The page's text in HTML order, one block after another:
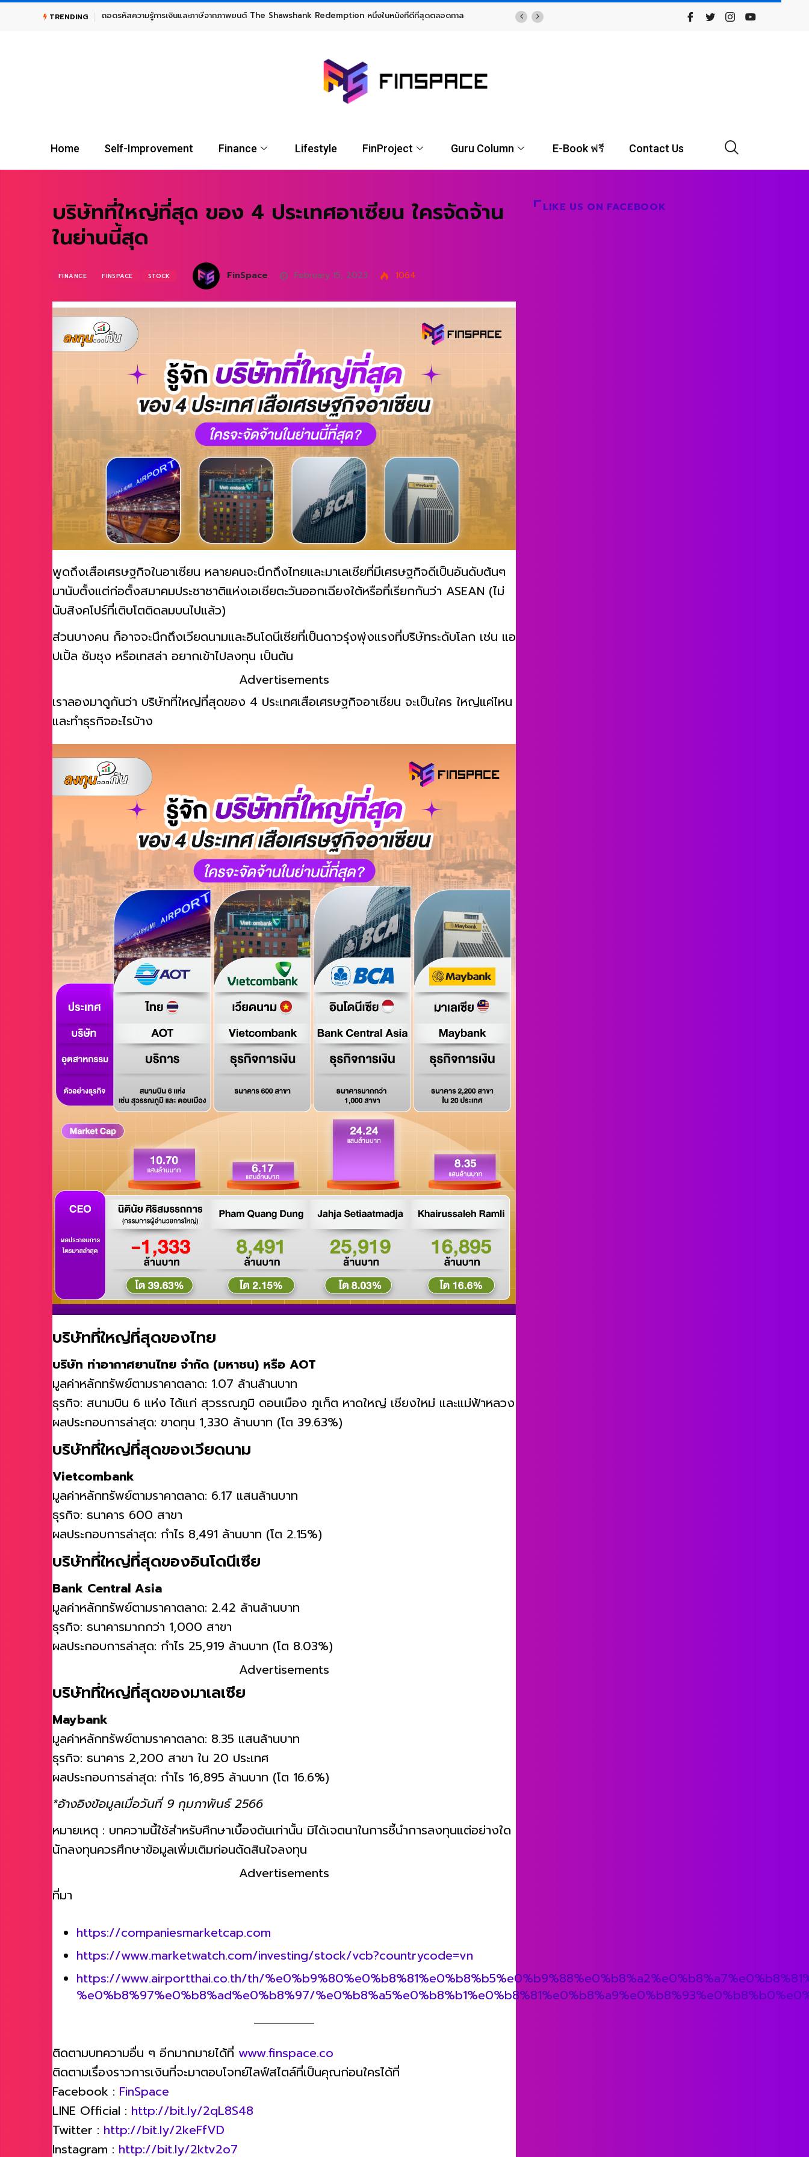
TRENDING
UGOLD-USD ลงทุนทองคำระยะยาว กับผู้นำตลาดกองทุน Gold ETF พร้อมโอกาสรับผลตอบแทนรูปแบบ USD จาก UOBAM (Thailand)
Home Self-Improvement Finance Lifestyle FinProject Guru Column E-Book ฟรี Contact Us
บริษัทที่ใหญ่ที่สุด ของ 4 ประเทศอาเซียน ใครจัดจ้าน
ในย่านนี้สุด
FinSpace February 15, 2023 1064
พูดถึงเสือเศรษฐกิจในอาเซียน หลายคนจะนึกถึงไทยและมาเลเซียที่มีเศรษฐกิจดีเป็นอันดับต้นๆ
มานับตั้งแต่ก่อตั้งสมาคมประชาชาติแห่งเอเชียตะวันออกเฉียงใต้หรือที่เรียกกันว่า ASEAN (ไม่
นับสิงคโปร์ที่เติบโตติดลมบนไปแล้ว)
ส่วนบางคน ก็อาจจะนึกถึงเวียดนามและอินโดนีเซียที่เป็นดาวรุ่งพุ่งแรงที่บริษัทระดับโลก เช่น แอ
ปเปิ้ล ซัมซุง หรือเทสล่า อยากเข้าไปลงทุน เป็นต้น
Advertisements
เราลองมาดูกันว่า บริษัทที่ใหญ่ที่สุดของ 4 ประเทศเสือเศรษฐกิจอาเซียน จะเป็นใคร ใหญ่แค่ไหน
และทำธุรกิจอะไรบ้าง
บริษัทที่ใหญ่ที่สุดของไทย
บริษัท ท่าอากาศยานไทย จำกัด (มหาชน) หรือ AOT
มูลค่าหลักทรัพย์ตามราคาตลาด: 1.07 ล้านล้านบาท
ธุรกิจ: สนามบิน 6 แห่ง ได้แก่ สุวรรณภูมิ ดอนเมือง ภูเก็ต หาดใหญ่ เชียงใหม่ และแม่ฟ้าหลวง
ผลประกอบการล่าสุด: ขาดทุน 1,330 ล้านบาท (โต 39.63%)
บริษัทที่ใหญ่ที่สุดของเวียดนาม
Vietcombank
มูลค่าหลักทรัพย์ตามราคาตลาด: 6.17 แสนล้านบาท
ธุรกิจ: ธนาคาร 600 สาขา
ผลประกอบการล่าสุด: กำไร 8,491 ล้านบาท (โต 2.15%)
บริษัทที่ใหญ่ที่สุดของอินโดนีเซีย
Bank Central Asia
มูลค่าหลักทรัพย์ตามราคาตลาด: 2.42 ล้านล้านบาท
ธุรกิจ: ธนาคารมากกว่า 1,000 สาขา
ผลประกอบการล่าสุด: กำไร 25,919 ล้านบาท (โต 8.03%)
Advertisements
บริษัทที่ใหญ่ที่สุดของมาเลเซีย
Maybank
มูลค่าหลักทรัพย์ตามราคาตลาด: 8.35 แสนล้านบาท
ธุรกิจ: ธนาคาร 2,200 สาขา ใน 20 ประเทศ
ผลประกอบการล่าสุด: กำไร 16,895 ล้านบาท (โต 16.6%)
*อ้างอิงข้อมูลเมื่อวันที่ 9 กุมภาพันธ์ 2566
หมายเหตุ : บทความนี้ใช้สำหรับศึกษาเบื้องต้นเท่านั้น มิได้เจตนาในการชี้นำการลงทุนแต่อย่างใด
นักลงทุนควรศึกษาข้อมูลเพิ่มเติมก่อนตัดสินใจลงทุน
Advertisements
ที่มา
https://companiesmarketcap.com
https://www.marketwatch.com/investing/stock/vcb?countrycode=vn
https://www.airportthai.co.th/th/
%e0%b8%97%e0%b8%ad%e0%b8%97/
ติดตามบทความอื่น ๆ อีกมากมายได้ที่ www.finspace.co
ติดตามเรื่องราวการเงินที่จะมาตอบโจทย์ไลฟ์สไตล์ที่เป็นคุณก่อนใครได้ที่
Facebook : FinSpace
LINE Official : http://bit.ly/2qL8S48
Twitter : http://bit.ly/2keFfVD
LIKE US ON FACEBOOK